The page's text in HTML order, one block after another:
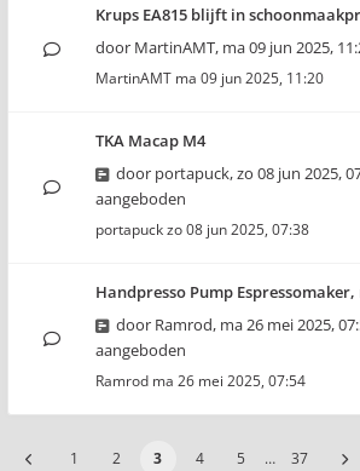
Krups EA815 blijft in
door MartinAMT, ma 09 jun 2025,
MartinAMT ma 09 jun 2025, 11:20
TKA Macap M4
door portapuck,zo 08 jun 2025,
aangeboden
portapuckzo 08 jun 2025, 07:38
Handpresso Pump
door Ramrod, ma 26 mei 2025,
aangeboden
Ramrod ma 26 mei 2025, 07:54
1 2 3 4 5 … 37